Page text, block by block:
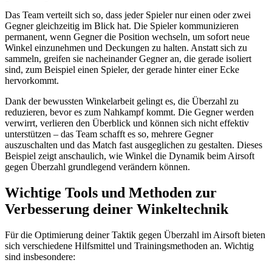
Das Team verteilt sich so, dass jeder Spieler nur einen oder zwei
Gegner gleichzeitig im Blick hat. Die Spieler kommunizieren
permanent, wenn Gegner die Position wechseln, um sofort neue
Winkel einzunehmen und Deckungen zu halten. Anstatt sich zu
sammeln, greifen sie nacheinander Gegner an, die gerade isoliert
sind, zum Beispiel einen Spieler, der gerade hinter einer Ecke
hervorkommt.
Dank der bewussten Winkelarbeit gelingt es, die Überzahl zu
reduzieren, bevor es zum Nahkampf kommt. Die Gegner werden
verwirrt, verlieren den Überblick und können sich nicht effektiv
unterstützen – das Team schafft es so, mehrere Gegner
auszuschalten und das Match fast ausgeglichen zu gestalten. Dieses
Beispiel zeigt anschaulich, wie Winkel die Dynamik beim Airsoft
gegen Überzahl grundlegend verändern können.
Wichtige Tools und Methoden zur
Verbesserung deiner Winkeltechnik
Für die Optimierung deiner Taktik gegen Überzahl im Airsoft bieten
sich verschiedene Hilfsmittel und Trainingsmethoden an. Wichtig
sind insbesondere: